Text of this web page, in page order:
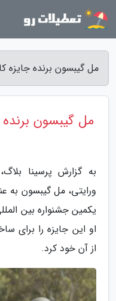
مل گیبسون برنده جایزه
مل گیبسون
به گزارش پرسینا
ورایتی، مل گیبسون به
یکمین جشنواره بین
او این جایزه را برای
از آن خود کرد.